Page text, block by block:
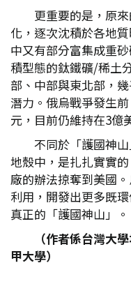
更重要的是，原
化，逐次沈積於各地
中又有部分富集成重
積型態的鈦鐵礦/稀土
部、中部與東北部，
潛力。俄烏戰爭發生
元，目前仍維持在3億
不同於「護國神
地殼中，是扎扎實實
廠的辦法掠奪到美國
利用，開發出更多既
真正的「護國神山」。
（作者係台灣大
甲大學）